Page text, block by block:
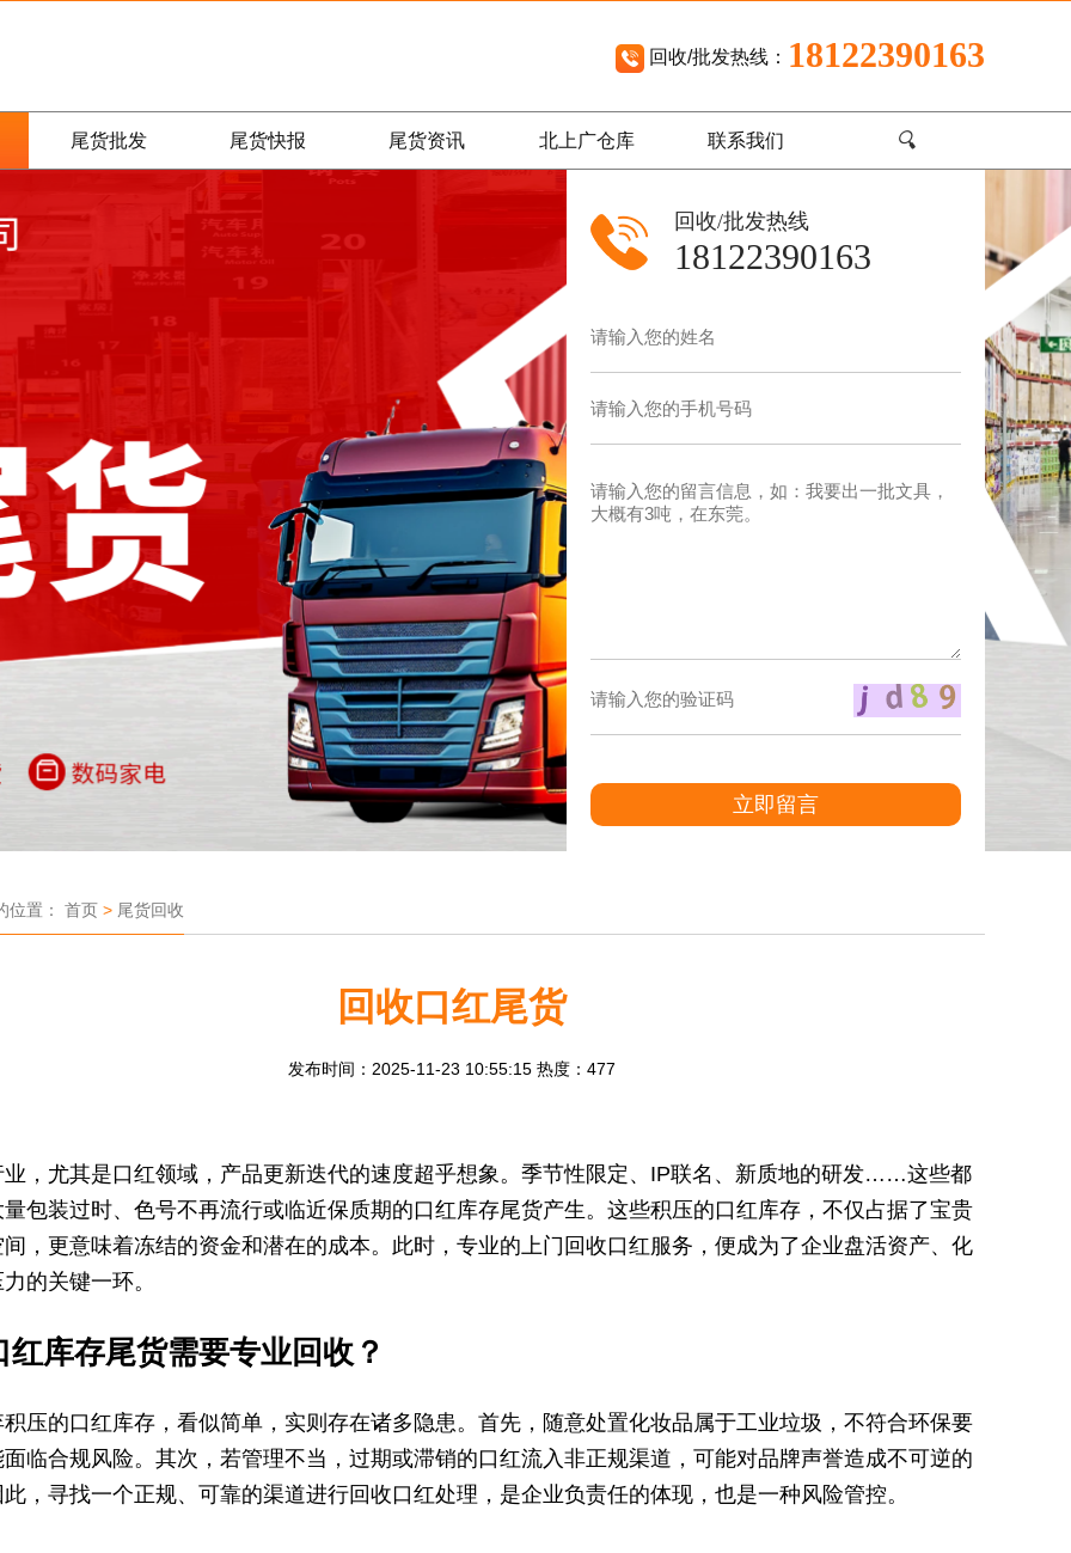
回收/批发热线： 18122390163
尾货批发 尾货快报 尾货资讯 北上广仓库 联系我们 🔍
回收/批发热线
18122390163
立即留言
位置： 首页> 尾货回收
回收口红尾货
发布时间：2025-11-23 10:55:15 热度：477
，尤其是口红领域，产品更新迭代的速度超乎想象。季节性限定、IP联名、新质地的研发……这些都
包装过时、色号不再流行或临近保质期的口红库存尾货产生。这些积压的口红库存，不仅占据了宝贵
，更意味着冻结的资金和潜在的成本。此时，专业的上门回收口红服务，便成为了企业盘活资产、化
的关键一环。
红库存尾货需要专业回收？
压的口红库存，看似简单，实则存在诸多隐患。首先，随意处置化妆品属于工业垃圾，不符合环保要
临合规风险。其次，若管理不当，过期或滞销的口红流入非正规渠道，可能对品牌声誉造成不可逆的
，寻找一个正规、可靠的渠道进行回收口红处理，是企业负责任的体现，也是一种风险管控。